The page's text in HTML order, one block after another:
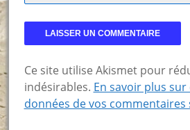
Ce site utilise Akismet pour
indésirables. En savoir plus
données de vos commentaires